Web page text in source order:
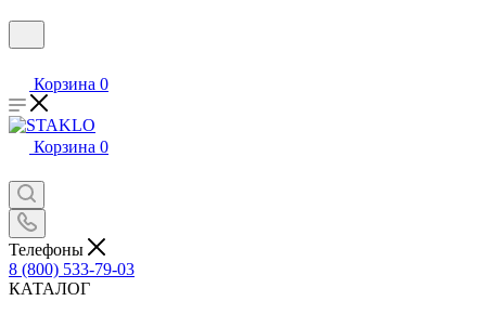
Корзина 0
Корзина 0
Телефоны
8 (800) 533-79-03
КАТАЛОГ